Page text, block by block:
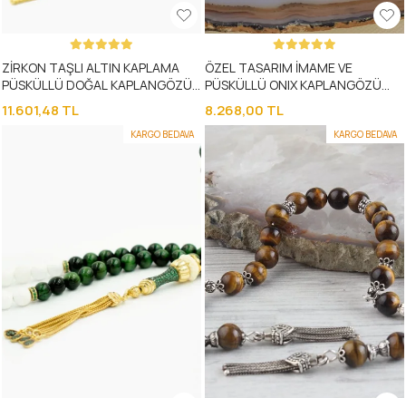
ZİRKON TAŞLI ALTIN KAPLAMA
PÜSKÜLLÜ DOĞAL KAPLANGÖZÜ
TAŞLI TESBİH
11.601,48 TL
ÖZEL TASARIM İMAME VE
PÜSKÜLLÜ ONIX KAPLANGÖZÜ
TAŞLI TESBİH
8.268,00 TL
KARGO BEDAVA KARGO BEDAVA